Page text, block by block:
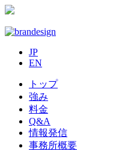
JP
EN
トップ
強み
料金
Q&A
情報発信
事務所概要